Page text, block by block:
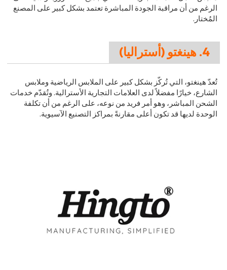
الرغم من أن مراقبة الجودة المباشرة تعتمد بشكل كبير على المصنع
المُختار.
4. هينغتو (أستراليا)
تُعدّ هينغتو، التي تُركّز بشكل كبير على الملابس الرياضية وملابس
الشارع، خيارًا مفضلاً لدى العلامات التجارية الأسترالية. وتُقدّم خدمات
الشحن المباشر، وهو أمر فريد من نوعه، على الرغم من أن تكلفة
الوحدة لديها قد تكون أعلى مقارنةً بمراكز التصنيع الآسيوية.